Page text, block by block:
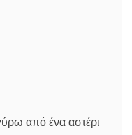
από ένα αστέρι